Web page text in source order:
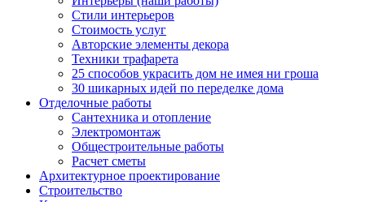
Стили интерьеров
Стоимость услуг
Авторские элементы декора
Техники трафарета
25 способов украсить дом не имея ни гроша
30 шикарных идей по переделке дома
Отделочные работы
Сантехника и отопление
Электромонтаж
Общестроительные работы
Расчет сметы
Архитектурное проектирование
Строительство